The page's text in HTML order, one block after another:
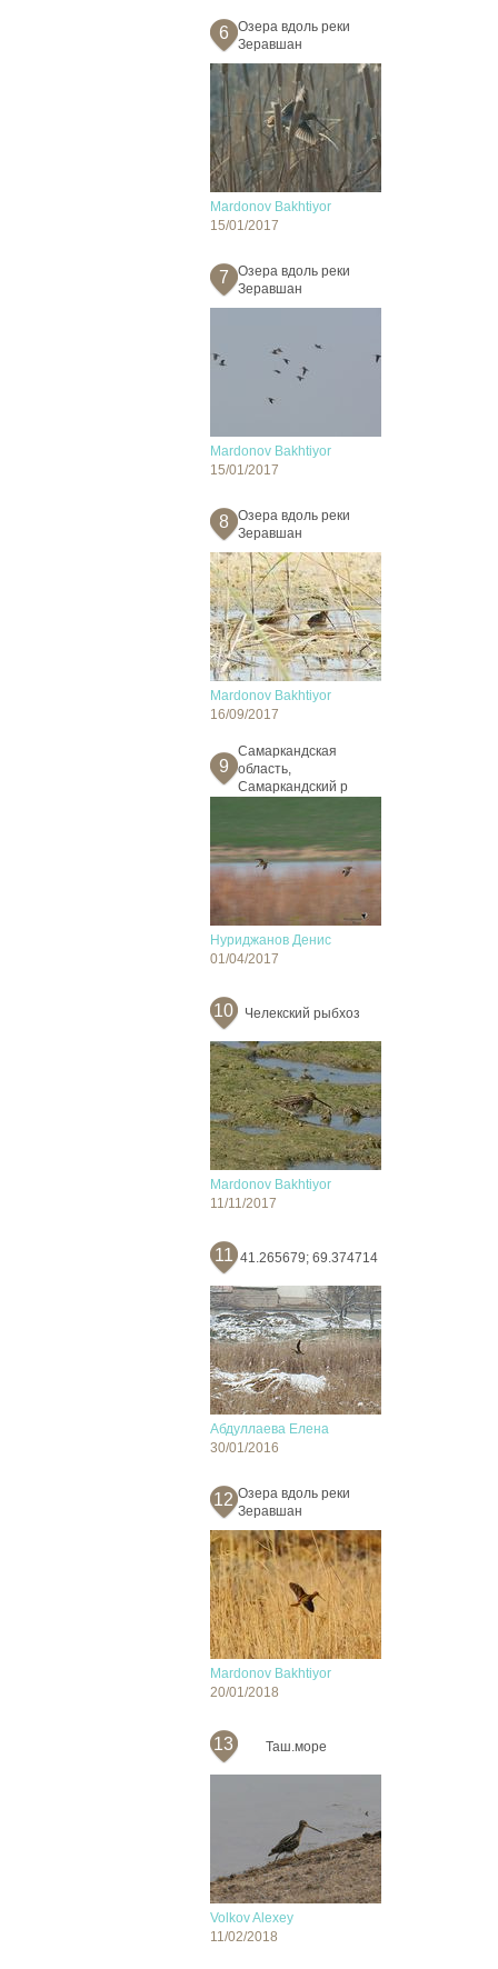
6
Озера вдоль реки
Зеравшан
Mardonov Bakhtiyor
15/01/2017
7
Озера вдоль реки
Зеравшан
Mardonov Bakhtiyor
15/01/2017
8
Озера вдоль реки
Зеравшан
Mardonov Bakhtiyor
16/09/2017
9
Самаркандская
область,
Самаркандский р
Нуриджанов Денис
01/04/2017
10 Челекский рыбхоз
Mardonov Bakhtiyor
11/11/2017
11 41.265679; 69.374714
Абдуллаева Елена
30/01/2016
12 Озера вдоль реки
Зеравшан
Mardonov Bakhtiyor
20/01/2018
13 Таш.море
Volkov Alexey
11/02/2018